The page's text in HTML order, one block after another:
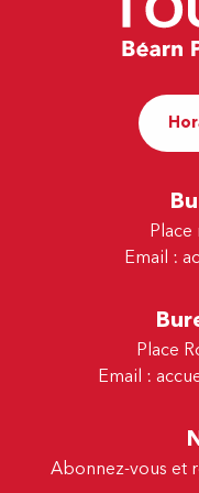
Place
Email :
Place
Email :
Abonnez-vous et